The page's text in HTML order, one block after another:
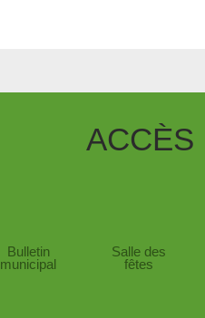
ACCÈS
Bulletin
municipal
Salle des
fêtes